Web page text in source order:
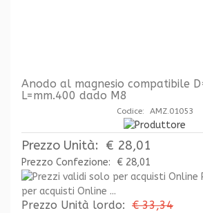
Anodo al magnesio compatibile
L=mm.400 dado M8
Codice: AMZ.01053
Prezzo Unità: € 28,01
Prezzo Confezione:
€ 28,01
per acquisti Online ...
Prezzo Unità lordo: € 33,34